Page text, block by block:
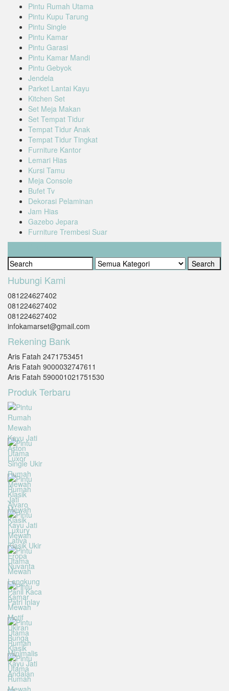
Pintu Rumah Utama
Pintu Kupu Tarung
Pintu Single
Pintu Kamar
Pintu Garasi
Pintu Kamar Mandi
Pintu Gebyok
Jendela
Parket Lantai Kayu
Kitchen Set
Set Meja Makan
Set Tempat Tidur
Tempat Tidur Anak
Tempat Tidur Tingkat
Furniture Kantor
Lemari Hias
Kursi Tamu
Meja Console
Bufet Tv
Dekorasi Pelaminan
Jam Hias
Gazebo Jepara
Furniture Trembesi Suar
Cari Produk
Hubungi Kami
081224627402
081224627402
081224627402
infokamarset@gmail.com
Rekening Bank
Aris Fatah 2471753451
Aris Fatah 9000032747611
Aris Fatah 590001021751530
Produk Terbaru